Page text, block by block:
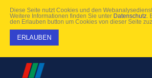
Diese Seite nutzt Cookies und den
Weitere Informationen finden Sie unter Datenschutz
den Erlauben button um Cookies von dieser Seite
ERLAUBEN